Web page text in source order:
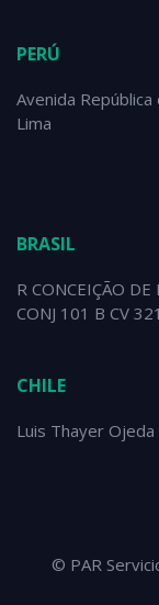
PERÚ
Avenida
Lima
BRASIL
R CONCEIÇÃO
CONJ 101 B CV
CHILE
Luis Thayer
© PAR